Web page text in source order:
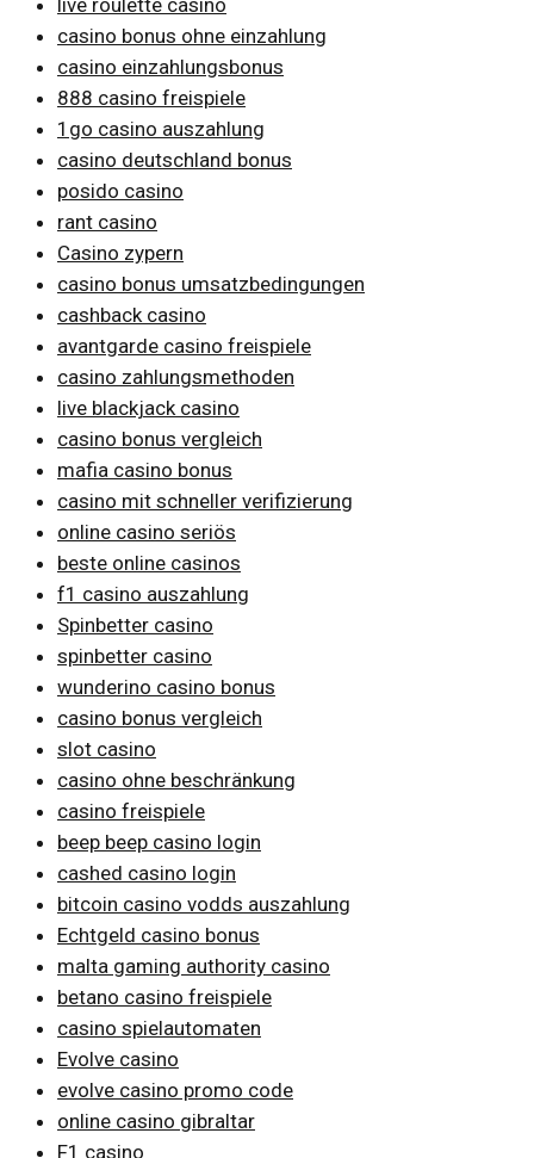
live roulette casino
casino bonus ohne einzahlung
casino einzahlungsbonus
888 casino freispiele
1go casino auszahlung
casino deutschland bonus
posido casino
rant casino
Casino zypern
casino bonus umsatzbedingungen
cashback casino
avantgarde casino freispiele
casino zahlungsmethoden
live blackjack casino
casino bonus vergleich
mafia casino bonus
casino mit schneller verifizierung
online casino seriös
beste online casinos
f1 casino auszahlung
Spinbetter casino
spinbetter casino
wunderino casino bonus
casino bonus vergleich
slot casino
casino ohne beschränkung
casino freispiele
beep beep casino login
cashed casino login
bitcoin casino vodds auszahlung
Echtgeld casino bonus
malta gaming authority casino
betano casino freispiele
casino spielautomaten
Evolve casino
evolve casino promo code
online casino gibraltar
F1 casino